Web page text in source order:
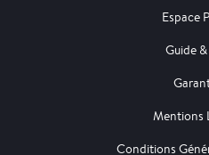
Espace
Guide
Mentions
Conditions